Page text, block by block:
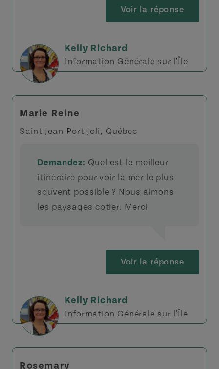
Voir la réponse
Kelly Richard
Information Générale sur l’Île
Marie Reine
Saint-Jean-Port-Joli, Québec
Demandez: Quel est le meilleur
itinéraire pour voir la mer le plus
souvent possible ? Nous aimons
les paysages cotier. Merci
Voir la réponse
Kelly Richard
Information Générale sur l’Île
Rosemary